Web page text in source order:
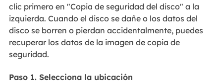
clic primero en "Copia de seguridad del disco" a la
izquierda. Cuando el disco se dañe o los datos del
disco se borren o pierdan accidentalmente, puedes
recuperar los datos de la imagen de copia de
seguridad.
Paso 1. Selecciona la ubicación